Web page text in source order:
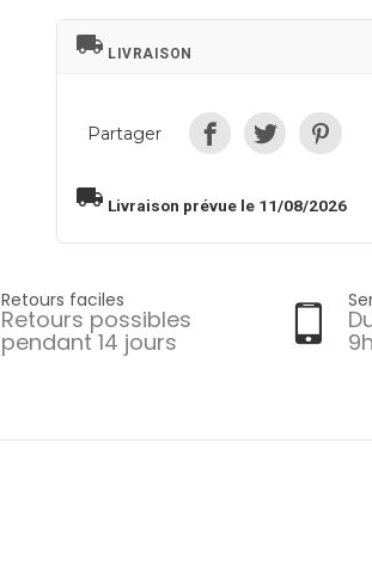
local_shipping LIVRAISON
Partager
local_shipping Livraison prévue le 11/08/2026
Retours faciles
Retours possibles
pendant 14 jours